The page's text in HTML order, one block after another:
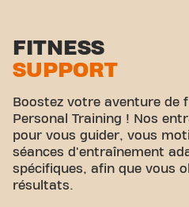
FITNESS
SUPPORT
Boostez votre aventure de
Personal Training ! Nos
pour vous guider, vous
séances d'entraînement
spécifiques, afin que vous
résultats.